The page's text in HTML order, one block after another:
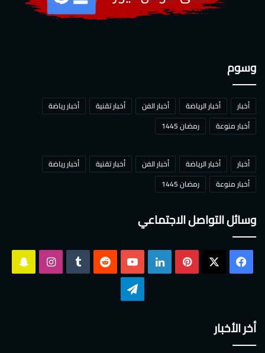
وسوم
أخبار أخبار الرياضة أخبار الفن أخبار تقنية
أخبار رياضة
أخبار منوعة
رمضان 1445
أخبار أخبار الرياضة أخبار الفن أخبار تقنية
أخبار رياضة
أخبار منوعة
رمضان 1445
وسائل التواصل الاجتماعي
فيسبوك بينتيريست لينكدإن ‫YouTube انستقرام
أخر الأخبار